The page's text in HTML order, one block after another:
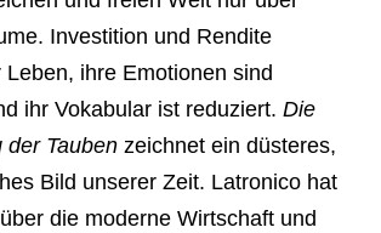
Investition und Rendite
Leben, ihre Emotionen sind
ihr Vokabular ist reduziert.Die
der Taubenzeichnet ein düsteres,
Bild unserer Zeit. Latronico hat
die moderne Wirtschaft und